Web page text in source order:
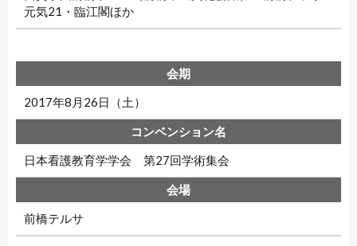
元気21・臨江閣ほか
2017年8月26日（土）
日本看護教育学学会 第27回学術集会
前橋テルサ